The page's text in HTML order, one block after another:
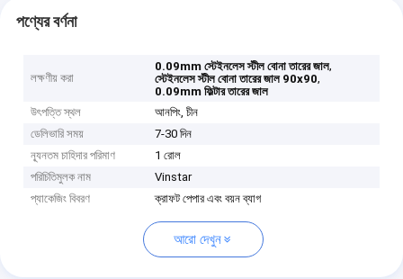
পণ্যের বর্ণনা
লক্ষণীয় করা
0.09mm স্টেইনলেস স্টীল বোনা তারের জাল,
স্টেইনলেস স্টীল বোনা তারের জাল 90x90,
0.09mm ফিল্টার তারের জাল
উৎপত্তি স্থল
আনপিং, চীন
ডেলিভারি সময়
7-30 দিন
ন্যূনতম চাহিদার পরিমাণ
1 রোল
পরিচিতিমুলক নাম
Vinstar
প্যাকেজিং বিবরণ
ক্রাফট পেপার এবং বয়ন ব্যাগ
আরো দেখুন